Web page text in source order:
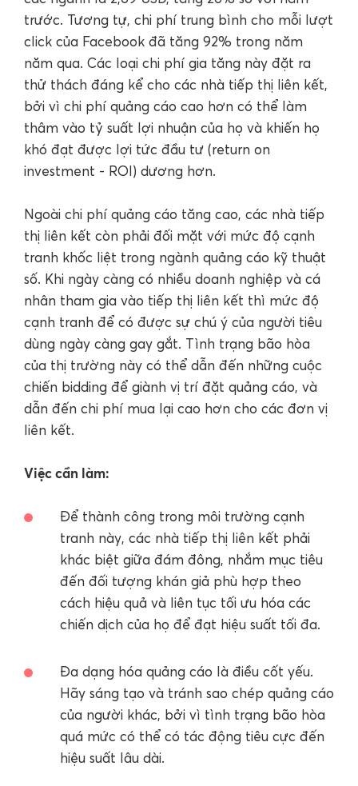
trước. Tương tự, chi phí trung bình cho mỗi lượt
click của Facebook đã tăng 92% trong năm
năm qua. Các loại chi phí gia tăng này đặt ra
thử thách đáng kể cho các nhà tiếp thị liên kết,
bởi vì chi phí quảng cáo cao hơn có thể làm
thâm vào tỷ suất lợi nhuận của họ và khiến họ
khó đạt được lợi tức đầu tư (return on
investment - ROI) dương hơn.
Ngoài chi phí quảng cáo tăng cao, các nhà tiếp
thị liên kết còn phải đối mặt với mức độ cạnh
tranh khốc liệt trong ngành quảng cáo kỹ thuật
số. Khi ngày càng có nhiều doanh nghiệp và cá
nhân tham gia vào tiếp thị liên kết thì mức độ
cạnh tranh để có được sự chú ý của người tiêu
dùng ngày càng gay gắt. Tình trạng bão hòa
của thị trường này có thể dẫn đến những cuộc
chiến bidding để giành vị trí đặt quảng cáo, và
dẫn đến chi phí mua lại cao hơn cho các đơn vị
liên kết.
Việc cần làm:
Để thành công trong môi trường cạnh
tranh này, các nhà tiếp thị liên kết phải
khác biệt giữa đám đông, nhắm mục tiêu
đến đối tượng khán giả phù hợp theo
cách hiệu quả và liên tục tối ưu hóa các
chiến dịch của họ để đạt hiệu suất tối đa.
Đa dạng hóa quảng cáo là điều cốt yếu.
Hãy sáng tạo và tránh sao chép quảng cáo
của người khác, bởi vì tình trạng bão hòa
quá mức có thể có tác động tiêu cực đến
hiệu suất lâu dài.